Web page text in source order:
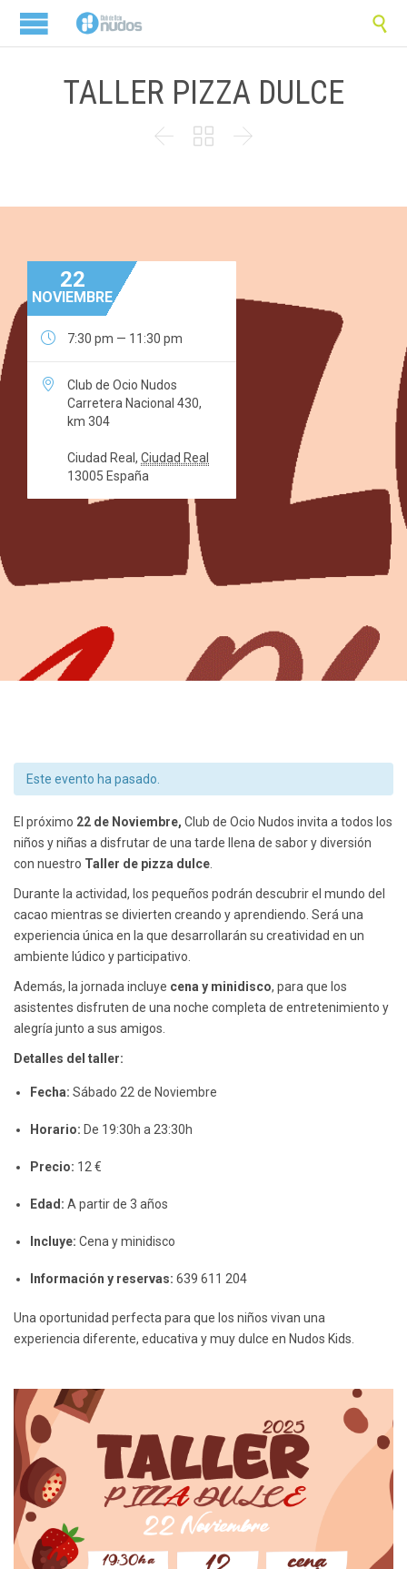

TALLER PIZZA DULCE
  
22
NOVIEMBRE
 7:30 pm — 11:30 pm

Club de Ocio Nudos
Carretera Nacional 430,
km 304
Ciudad Real , Ciudad Real
13005 España
Este evento ha pasado.
El próximo 22 de Noviembre, Club de Ocio Nudos invita a todos los
niños y niñas a disfrutar de una tarde llena de sabor y diversión
con nuestro Taller de pizza dulce
Durante la actividad, los pequeños podrán descubrir el mundo del
cacao mientras se divierten creando y aprendiendo. Será una
experiencia única en la que desarrollarán su creatividad en un
ambiente lúdico y participativo.
Además, la jornada incluye cena y minidisco, para que los
asistentes disfruten de una noche completa de entretenimiento y
alegría junto a sus amigos.
Detalles del taller:
Fecha: Sábado 22 de Noviembre
Horario: De 19:30h a 23:30h
Precio: 12 €
Edad: A partir de 3 años
Incluye: Cena y minidisco
Información y reservas: 639 611 204
Una oportunidad perfecta para que los niños vivan una
experiencia diferente, educativa y muy dulce en Nudos Kids.